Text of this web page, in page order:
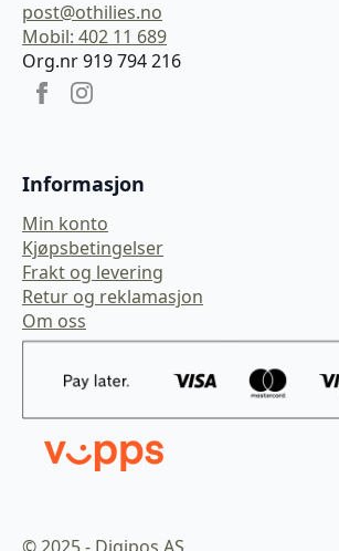
post@othilies.no
Mobil: 402 11 689
Org.nr 919 794 216
Informasjon
Min konto
Kjøpsbetingelser
Frakt og levering
Retur og reklamasjon
Om oss